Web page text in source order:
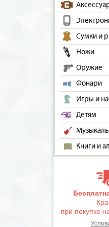
Сумки и
Ножи
Оружие
Фонари
Игры и
Детям
Книги и
при покупке